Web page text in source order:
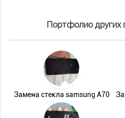
Портфолио других
Замена стеклa samsung A70